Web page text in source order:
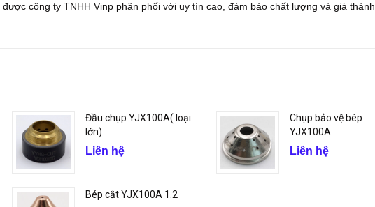
công ty TNHH Vinp phân phối với uy tín cao, đảm bảo chất lượng và giá thành
Đầu chụp YJX100A( loại
lớn)
Liên hệ
Chụp bảo vệ bép
YJX100A
Liên hệ
Bép cắt YJX100A 1.2